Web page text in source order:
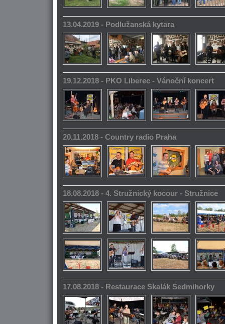
13.04.2019 - Podlužanská kytara
19.12.2018 - PKO Liberec - Vánoční koncert
20.11.2018 - Country radio Praha
18.08.2018 - 4. Stružnický kocour - Stružnice
17.08.2018 - Restaurace Skalák Sedmihorky